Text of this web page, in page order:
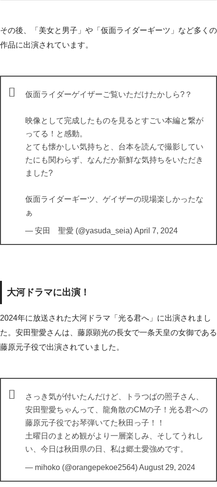
その後、「美女と男子」や「仮面ライダーギーツ」など多くの
作品に出演されています。
仮面ライダーゲイザーご覧いただけたかしら?？
映像として完成したものを見るとすごい本編と繋が
ってる！と感動。
とても懐かしい気持ちと、台本を読んで撮影してい
たにも関わらず、なんだか新鮮な気持ちをいただき
ました?
仮面ライダーギーツ、ゲイザーの現場楽しかったな
ぁ
— 安田 聖愛 (@yasuda_seia) April 7, 2024
大河ドラマに出演！
2024年に放送された大河ドラマ「光る君へ」に出演されまし
た。安田聖愛さんは、藤原顕光の長女で一条天皇の女御である
藤原元子役で出演されていました。
さっき気が付いたんだけど、トラつばの照子さん、
安田聖愛ちゃんって、龍角散のCMの子！光る君への
藤原元子役でお琴弾いてた秋田っ子！！
土曜日のまとめ観がより一層楽しみ、そしてうれし
い、今日は秋田県の日、私は郷土愛強めです。
— mihoko (@orangepekoe2564)August 29, 2024